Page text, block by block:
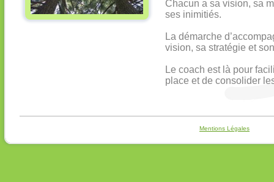
Chacun a sa vision, sa
ses inimitiés.
La démarche
vision, sa stratégie et
Le coach est là pour
place et de consolider
Mentions Légales